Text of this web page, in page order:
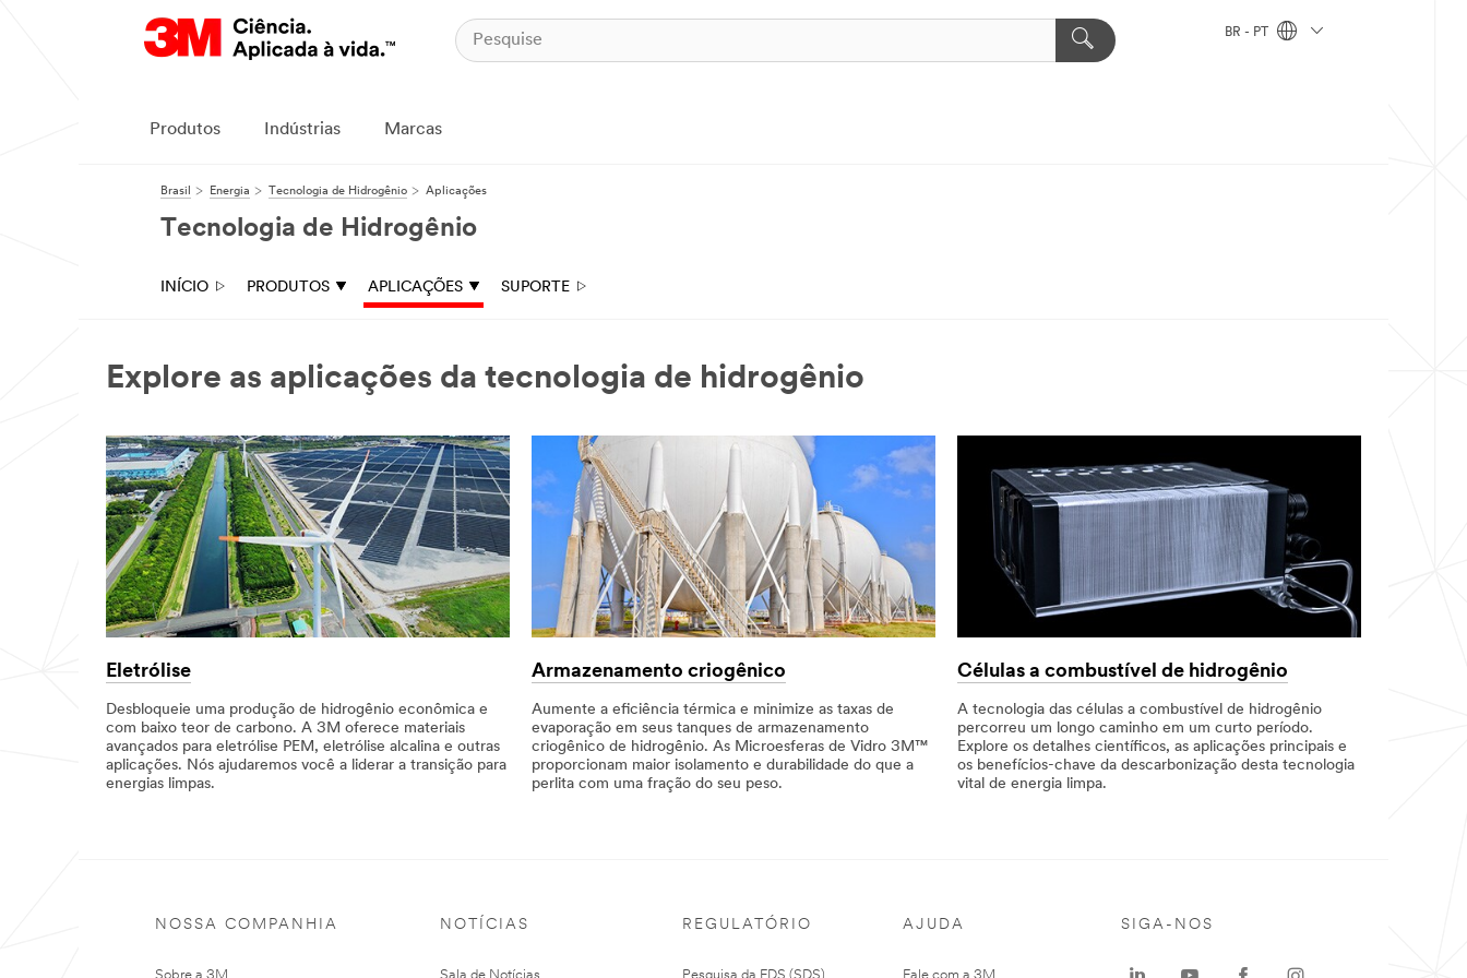
BR - PT
Produtos Indústrias Marcas
Brasil Energia Tecnologia de Hidrogênio Aplicações
Tecnologia de Hidrogênio
INÍCIO PRODUTOS APLICAÇÕES SUPORTE
Explore as aplicações da tecnologia de hidrogênio
Eletrólise
Desbloqueie uma produção de hidrogênio econômica e
com baixo teor de carbono. A 3M oferece materiais
avançados para eletrólise PEM, eletrólise alcalina e outras
aplicações. Nós ajudaremos você a liderar a transição para
energias limpas.
Armazenamento criogênico
Aumente a eficiência térmica e minimize as taxas de
evaporação em seus tanques de armazenamento
criogênico de hidrogênio. As Microesferas de Vidro 3M™
proporcionam maior isolamento e durabilidade do que a
perlita com uma fração do seu peso.
Células a combustível de hidrogênio
A tecnologia das células a combustível de hidrogênio
percorreu um longo caminho em um curto período.
Explore os detalhes científicos, as aplicações principais e
os benefícios-chave da descarbonização desta tecnologia
vital de energia limpa.
NOSSA COMPANHIA NOTÍCIAS REGULATÓRIO AJUDA SIGA-NOS